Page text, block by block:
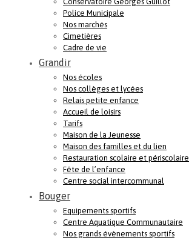
Police Municipale
Nos marchés
Cimetières
Cadre de vie
Grandir
Nos écoles
Nos collèges et lycées
Relais petite enfance
Accueil de loisirs
Tarifs
Maison de la Jeunesse
Maison des familles et du lien
Restauration scolaire et périscolaire
Fête de l’enfance
Centre social intercommunal
Bouger
Equipements sportifs
Centre Aquatique Communautaire
Nos grands évènements sportifs